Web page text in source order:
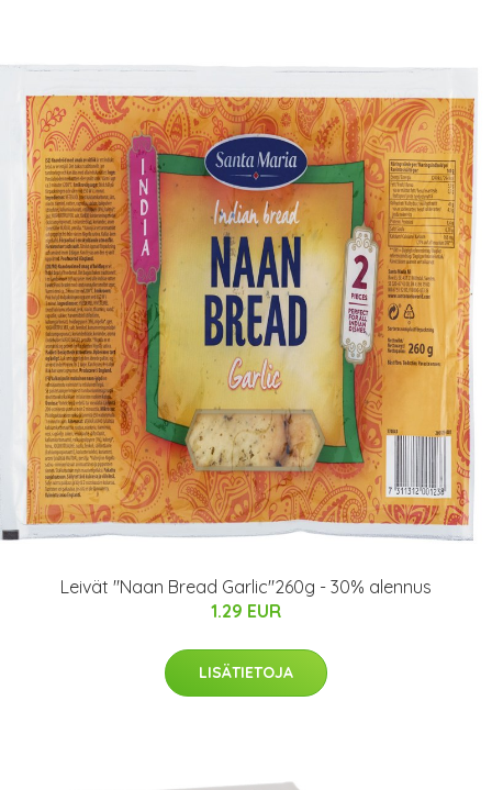
Leivät "Naan Bread Garlic"260g - 30% alennus
1.29 EUR
LISÄTIETOJA